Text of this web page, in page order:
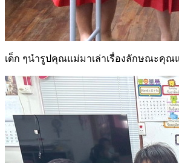
เด็ก ๆนำรูปคุณแม่มาเล่าเรื่องลักษณะคุณ